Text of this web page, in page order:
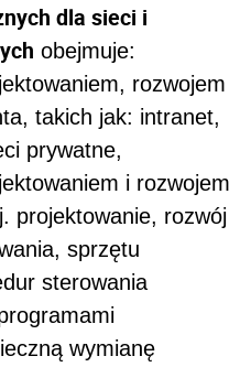
dla sieci i
obejmuje:
rozwojem
takich jak: intranet,
prywatne,
i rozwojem
projektowanie, rozwój
sprzętu
sterowania
wymianę